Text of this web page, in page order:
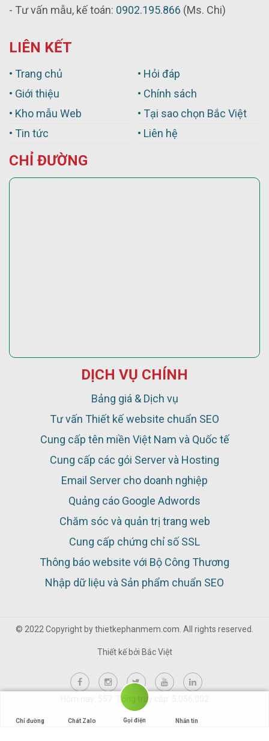
- Tư vấn mẫu, kế toán: 0902.195.866 (Ms. Chi)
LIÊN KẾT
• Trang chủ
• Giới thiệu
• Kho mẫu Web
• Tin tức
• Hỏi đáp
• Chính sách
• Tại sao chọn Bắc Việt
• Liên hệ
CHỈ ĐƯỜNG
DỊCH VỤ CHÍNH
Bảng giá & Dịch vụ
Tư vấn Thiết kế website chuẩn SEO
Cung cấp tên miền Việt Nam và Quốc tế
Cung cấp các gói Server và Hosting
Email Server cho doanh nghiệp
Quảng cáo Google Adwords
Chăm sóc và quản trị trang web
Cung cấp chứng chỉ số SSL
Thông báo website với Bộ Công Thương
Nhập dữ liệu và Sản phẩm chuẩn SEO
© 2022 Copyright by thietkephanmem.com. All rights reserved.
Thiết kế bởi Bắc Việt
Hôm nay: 557 Tổng truy cập: 5,056,002
Chỉ đường Chát Zalo Gọi điện Nhắn tin